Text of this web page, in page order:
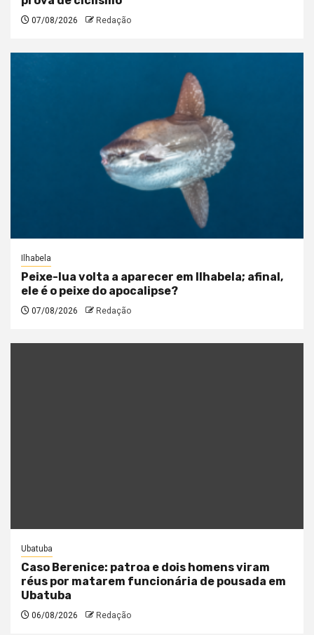
07/08/2026 Redação
Ilhabela
Peixe-lua volta a aparecer em Ilhabela; afinal,
ele é o peixe do apocalipse?
07/08/2026 Redação
Ubatuba
Caso Berenice: patroa e dois homens viram
réus por matarem funcionária de pousada em
Ubatuba
06/08/2026 Redação